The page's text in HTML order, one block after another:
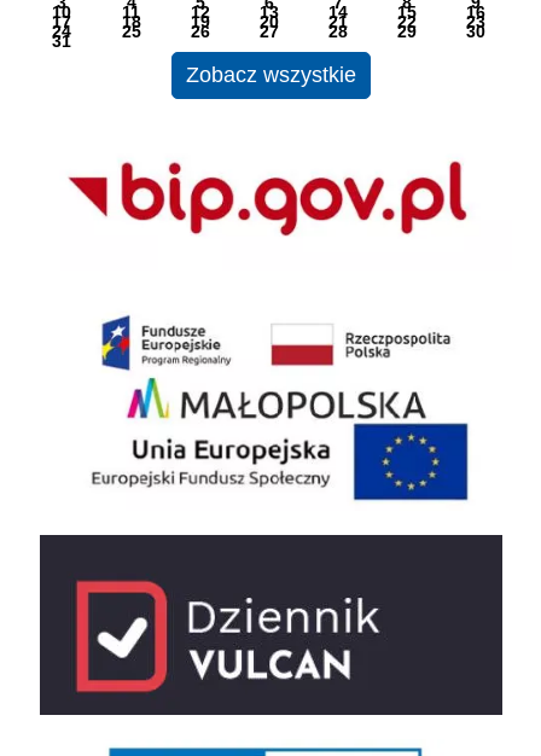
10 11 12 13 14 15 16
17 18 19 20 21 22 23
24 25 26 27 28 29 30
31
Zobacz wszystkie
UNESCO Sieć Szkół Stowarzyszonych